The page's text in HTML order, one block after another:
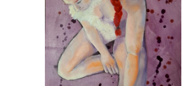
Elena Lucrezia Cornaro Piscopia
2022, In Evidenza, Olio Su Tela